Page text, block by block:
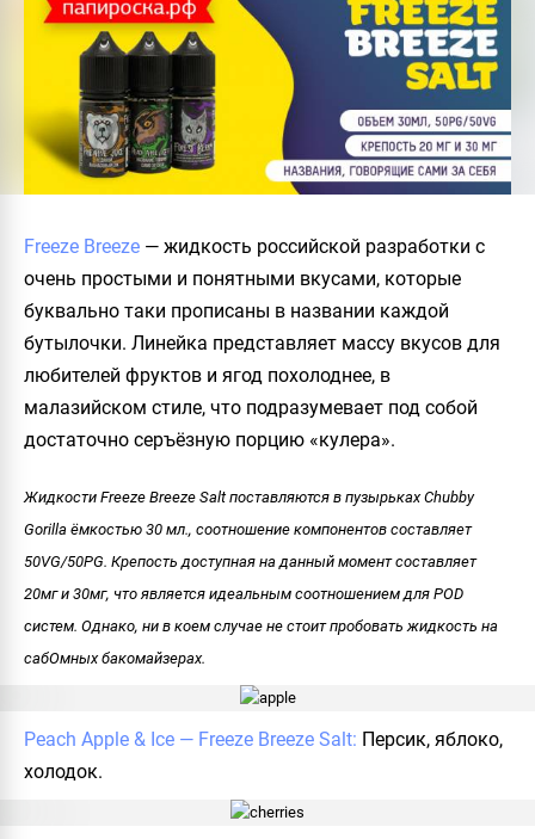
Freeze Breeze — жидкость российской разработки с
очень простыми и понятными вкусами, которые
буквально таки прописаны в названии каждой
бутылочки. Линейка представляет массу вкусов для
любителей фруктов и ягод похолоднее, в
малазийском стиле, что подразумевает под собой
достаточно серъёзную порцию «кулера».
Жидкости Freeze Breeze Salt поставляются в пузырьках Chubby
Gorilla ёмкостью 30 мл., соотношение компонентов составляет
50VG/50PG. Крепость доступная на данный момент составляет
20мг и 30мг, что является идеальным соотношением для POD
систем. Однако, ни в коем случае не стоит пробовать жидкость на
сабОмных бакомайзерах.
Peach Apple & Ice — Freeze Breeze Salt: Персик, яблоко,
холодок.